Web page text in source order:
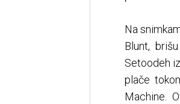
Na
Blunt,
Setoodeh
plače
Machine.